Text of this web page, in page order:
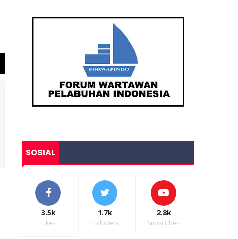
SOSIAL
3.5k
Likes
1.7k
Followers
2.8k
Subscribes